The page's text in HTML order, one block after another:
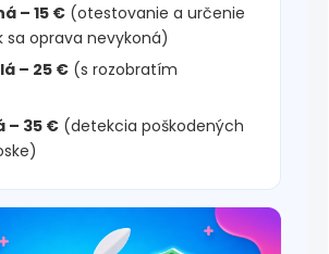
– 15 € (otestovanie a určenie
sa oprava nevykoná)
– 25 € (s rozobratím
– 35 € (detekcia poškodených